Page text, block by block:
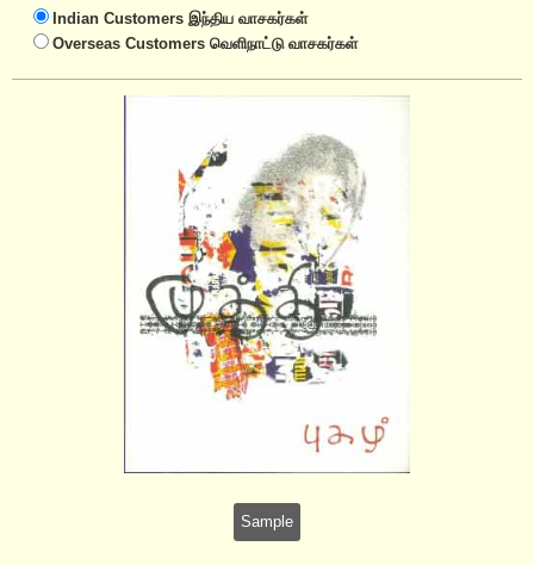
Indian Customersஇந்திய வாசகர்கள்
Overseas Customersவெளிநாட்டு வாசகர்கள்
Sample